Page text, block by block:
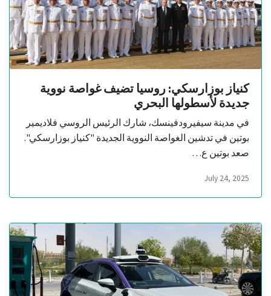
كنياز بوزارسكي: روسيا تضيف غواصة نووية
جديدة لأسطولها البحري
في مدينة سيفيرودفينسك، شارك الرئيس الروسي فلاديمير
بوتين في تدشين الغواصة النووية الجديدة "كنياز بوزارسكي".
صعد بوتين ع…
July 24, 2025